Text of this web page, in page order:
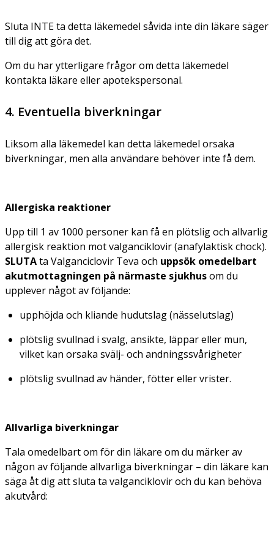
Sluta INTE ta detta läkemedel såvida inte din läkare säger
till dig att göra det.
Om du har ytterligare frågor om detta läkemedel
kontakta läkare eller apotekspersonal.
4. Eventuella biverkningar
Liksom alla läkemedel kan detta läkemedel orsaka
biverkningar, men alla användare behöver inte få dem.
Allergiska reaktioner
Upp till 1 av 1000 personer kan få en plötslig och allvarlig
allergisk reaktion mot valganciklovir (anafylaktisk chock).
SLUTAta Valganciclovir Teva och uppsök omedelbart
akutmottagningen på närmaste sjukhusom du
upplever något av följande:
upphöjda och kliande hudutslag (nässelutslag)
plötslig svullnad i svalg, ansikte, läppar eller mun,
vilket kan orsaka svälj- och andningssvårigheter
plötslig svullnad av händer, fötter eller vrister.
Allvarliga biverkningar
Tala omedelbart om för din läkare om du märker av
någon av följande allvarliga biverkningar – din läkare kan
säga åt dig att sluta ta valganciklovir och du kan behöva
akutvård: